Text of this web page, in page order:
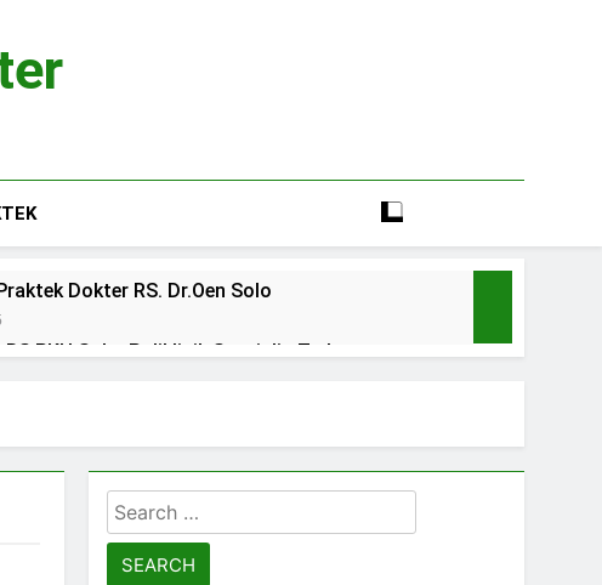
Dokter RS. Dr.Oen Solo
PKU Solo: Poliklinik Spesialis Terbaru
RS Mulia Hati Wonogiri
Pasien BPJS RSUD Banyumas
Search
for: